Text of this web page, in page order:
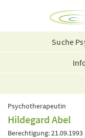
Suche
Psychotherapeutin
Hildegard Abel
Berechtigung: 21.09.1993